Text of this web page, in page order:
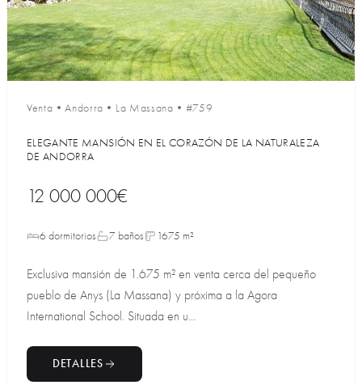
Venta •Andorra • La Massana • #759
ELEGANTE MANSIÓN EN EL CORAZÓN DE LA NATURALEZA
DE ANDORRA
12 000 000€
6 dormitorios 7 baños 1675 m²
Exclusiva mansión de 1.675 m² en venta cerca del pequeño
pueblo de Anys (La Massana) y próxima a la Agora
International School. Situada en u...
DETALLES